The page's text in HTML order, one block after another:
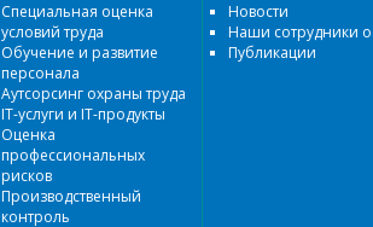
Специальная оценка
условий труда
Обучение и развитие
персонала
Аутсорсинг охраны труда
IT-услуги и IT-продукты
Оценка
профессиональных
рисков
Производственный
контроль
Новости
Наши сотрудники
Публикации